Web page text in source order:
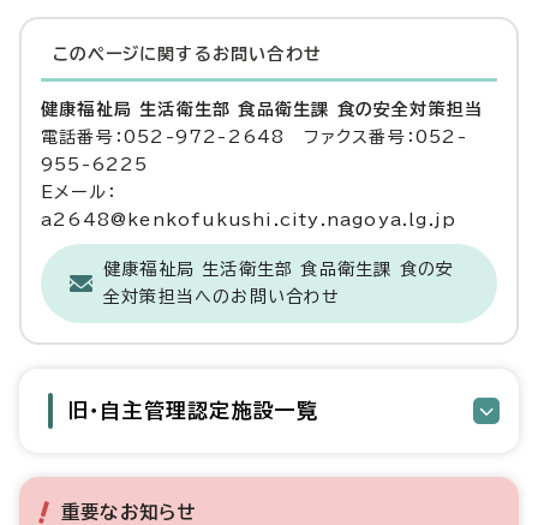
このページに関する お問い合わせ
健康福祉局 生活衛生部 食品衛生課 食の安全対策担当
電話番号：052-972-2648 ファクス番号：052-
955-6225
Eメール：
a2648@kenkofukushi.city.nagoya.lg.jp
健康福祉局 生活衛生部 食品衛生課 食の安
全対策担当へのお問い合わせ
旧・自主管理認定施設一覧
重要なお知らせ